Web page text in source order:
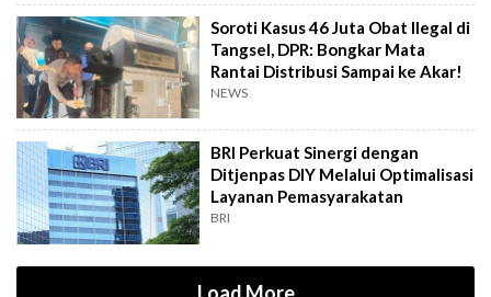
Soroti Kasus 46 Juta Obat Ilegal di
Tangsel, DPR: Bongkar Mata
Rantai Distribusi Sampai ke Akar!
NEWS
BRI Perkuat Sinergi dengan
Ditjenpas DIY Melalui Optimalisasi
Layanan Pemasyarakatan
BRI